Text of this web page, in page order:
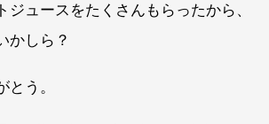
ジュースをたくさんもらったから、
かしら？
とう。